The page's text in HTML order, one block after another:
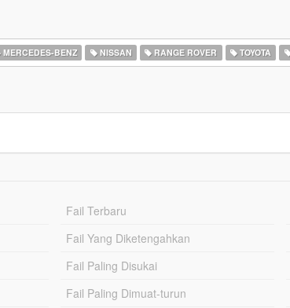
MERCEDES-BENZ NISSAN RANGE ROVER TOYOTA
Fail Terbaru
Fail Yang Diketengahkan
Fail Paling Disukai
Fail Paling Dimuat-turun